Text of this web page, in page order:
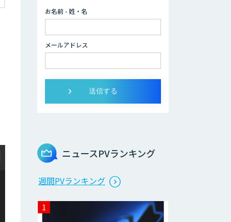
お名前 - 姓・名
メールアドレス
ニュースPVランキング
週間PVランキング